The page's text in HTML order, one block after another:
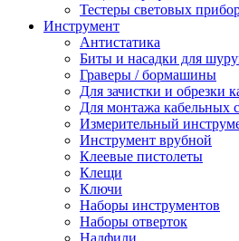
Тестеры световых
Инструмент
Антистатика
Биты и насадки для
Граверы / бормашины
Для зачистки и обрезки
Для монтажа кабельных
Измерительный
Инструмент врубной
Клеевые пистолеты
Клещи
Ключи
Наборы инструментов
Наборы отверток
Надфили